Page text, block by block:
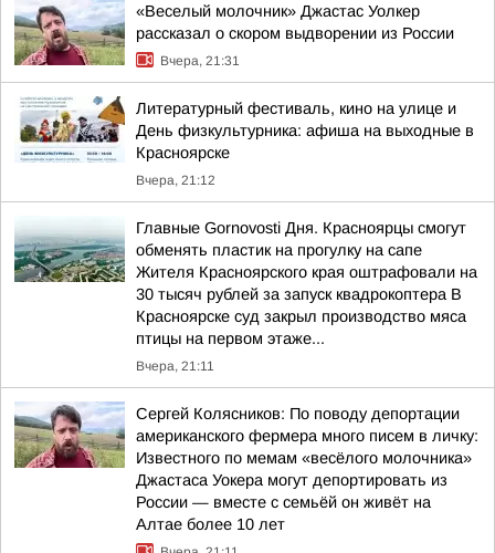
«Веселый молочник» Джастас Уолкер
рассказал о скором выдворении из России
Вчера, 21:31
Литературный фестиваль, кино на улице и
День физкультурника: афиша на выходные в
Красноярске
Вчера, 21:12
Главные Gornovosti Дня. Красноярцы смогут
обменять пластик на прогулку на сапе
Жителя Красноярского края оштрафовали на
30 тысяч рублей за запуск квадрокоптера В
Красноярске суд закрыл производство мяса
птицы на первом этаже...
Вчера, 21:11
Сергей Колясников: По поводу депортации
американского фермера много писем в личку:
Известного по мемам «весёлого молочника»
Джастаса Уокера могут депортировать из
России — вместе с семьёй он живёт на
Алтае более 10 лет